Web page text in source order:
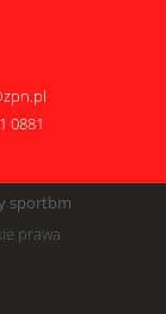
0881
sportbm
prawa